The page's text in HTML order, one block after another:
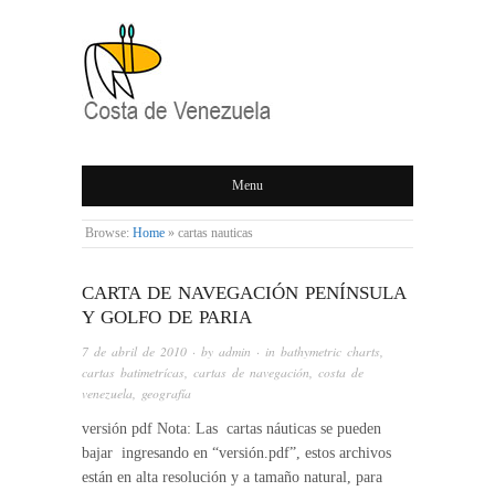
COSTA DE
VENEZUELA
Menu
Browse: Home » cartas nauticas
CARTA DE NAVEGACIÓN PENÍNSULA
Y GOLFO DE PARIA
7 de abril de 2010 · by admin · in bathymetric charts,
cartas batimetrícas, cartas de navegación, costa de
venezuela, geografía
versión pdf Nota: Las cartas náuticas se pueden
bajar ingresando en “versión.pdf”, estos archivos
están en alta resolución y a tamaño natural, para